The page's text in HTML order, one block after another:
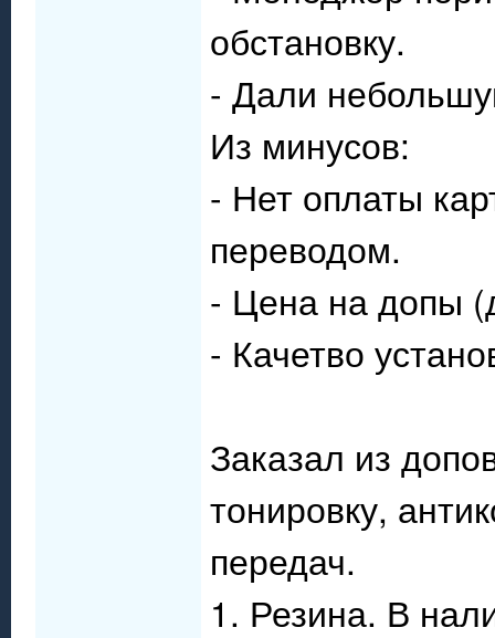
обстановку.
- Дали
Из минусов:
- Нет оплаты
переводом.
- Цена на допы
- Качетво
Заказал из
тонировку,
передач.
1. Резина. В